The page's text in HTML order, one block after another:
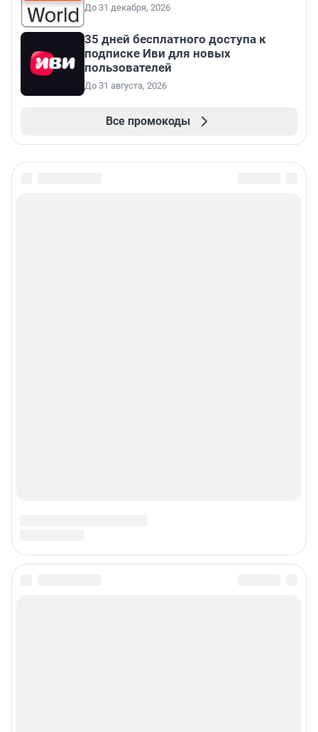
До 31 декабря, 2026
35 дней бесплатного доступа к
подписке Иви для новых
пользователей
До 31 августа, 2026
Все промокоды